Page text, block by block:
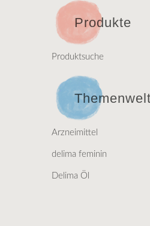
Produkte
Produktsuche
Arzneimittel
delima feminin
Delima Öl